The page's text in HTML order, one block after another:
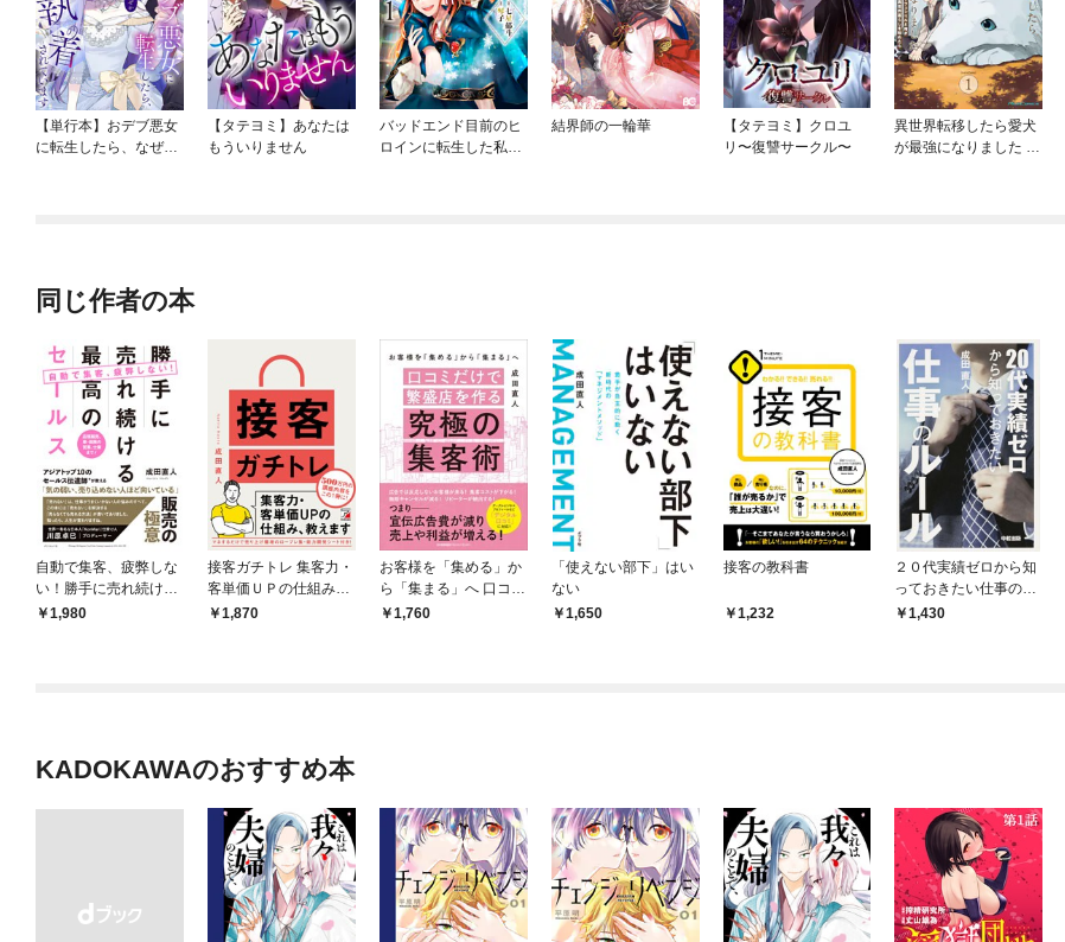
【単行本】おデブ悪女
に転生したら、なぜか
【タテヨミ】あなたは
もういりません
バッドエンド目前のヒ
ロインに転生した私、
結界師の一輪華
【タテヨミ】クロユ
リ〜復讐サークル〜
異世界転移したら愛犬
が最強になりました ～
同じ作者の本
自動で集客、疲弊しな
い！勝手に売れ続ける
最高のセールス 店頭
1,980
接客ガチトレ 集客力・
客単価ＵＰの仕組み、
教えます
1,870
お客様を「集める」か
ら「集まる」へ 口コミ
だけで繁盛店を作る究
1,760
「使えない部下」はい
ない
1,650
接客の教科書
1,232
２０代実績ゼロから知
っておきたい仕事のル
ール1,430
KADOKAWAのおすすめ本